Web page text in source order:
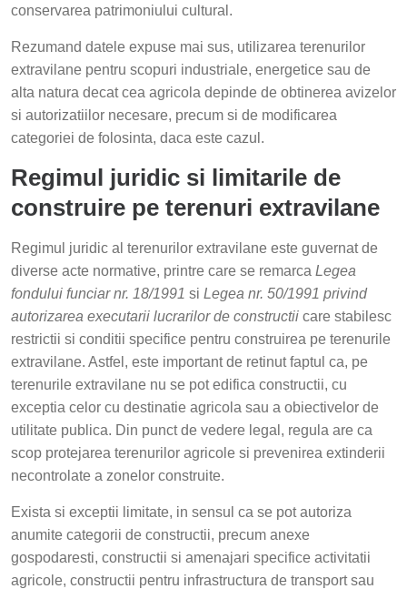
conservarea patrimoniului cultural.
Rezumand datele expuse mai sus, utilizarea terenurilor
extravilane pentru scopuri industriale, energetice sau de
alta natura decat cea agricola depinde de obtinerea avizelor
si autorizatiilor necesare, precum si de modificarea
categoriei de folosinta, daca este cazul.
Regimul juridic si limitarile de
construire pe terenuri extravilane
Regimul juridic al terenurilor extravilane este guvernat de
diverse acte normative, printre care se remarca Legea
fondului funciar nr. 18/1991 si Legea nr. 50/1991 privind
autorizarea executarii lucrarilor de constructii care stabilesc
restrictii si conditii specifice pentru construirea pe terenurile
extravilane. Astfel, este important de retinut faptul ca, pe
terenurile extravilane nu se pot edifica constructii, cu
exceptia celor cu destinatie agricola sau a obiectivelor de
utilitate publica. Din punct de vedere legal, regula are ca
scop protejarea terenurilor agricole si prevenirea extinderii
necontrolate a zonelor construite.
Exista si exceptii limitate, in sensul ca se pot autoriza
anumite categorii de constructii, precum anexe
gospodaresti, constructii si amenajari specifice activitatii
agricole, constructii pentru infrastructura de transport sau